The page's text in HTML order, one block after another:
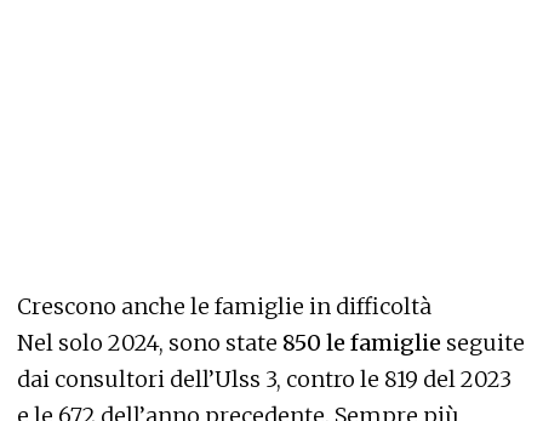
Crescono anche le famiglie in difficoltà
Nel solo 2024, sono state 850 le famiglie seguite
dai consultori dell’Ulss 3, contro le 819 del 2023